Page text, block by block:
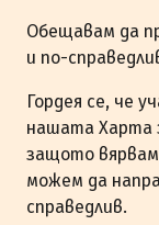
Обещавам да
и по-
Гордея се, че
нашата Харта
защото
можем да
справедлив.